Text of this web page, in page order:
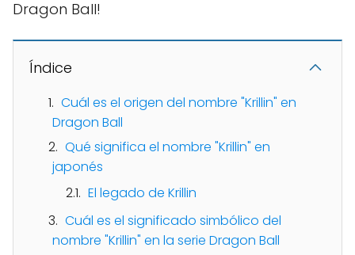
Dragon Ball!
Índice
Cuál es el origen del nombre "Krillin" en
Dragon Ball
Qué significa el nombre "Krillin" en
japonés
El legado de Krillin
Cuál es el significado simbólico del
nombre "Krillin" en la serie Dragon Ball